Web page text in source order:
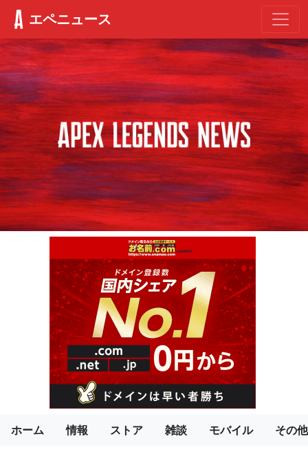
エペニュース
ホーム 情報 ストア 雑談 モバイル その他